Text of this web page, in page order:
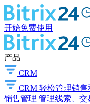
开始免费使用
产品
CRM
CRM 轻松管理销售
销售管理 管理线索、交